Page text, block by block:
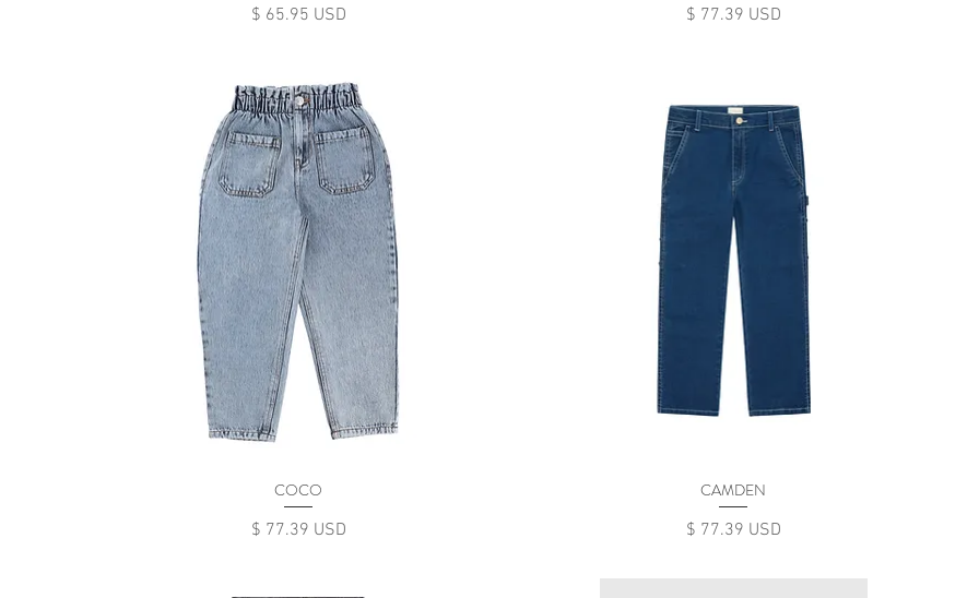
Цена
$ 65.95 USD
Цена
$ 77.39 USD
COCO
Цена
$ 77.39 USD
CAMDEN
Цена
$ 77.39 USD